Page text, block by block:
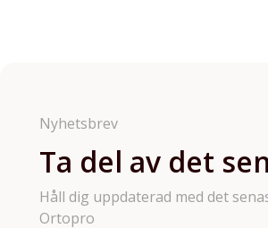
du söker och inte hittar så är de
Nyhetsbrev
Ta del av det
Håll dig uppdaterad med det
Ortopro